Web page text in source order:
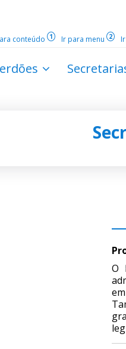
conteúdo 1 Ir para menu 2
O